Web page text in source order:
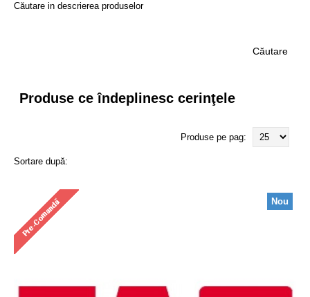
Căutare in descrierea produselor
Produse ce îndeplinesc cerinţele
Produse pe pag:
Sortare după:
Nou